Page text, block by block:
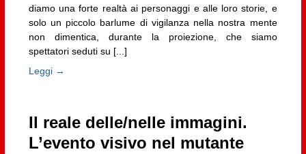
diamo una forte realtà ai personaggi e alle loro storie, e
solo un piccolo barlume di vigilanza nella nostra mente
non dimentica, durante la proiezione, che siamo
spettatori seduti su [...]
Leggi →
Il reale delle/nelle immagini.
L’evento visivo nel mutante